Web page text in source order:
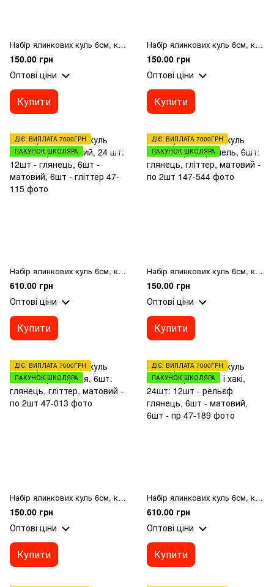
Набір ялинкових куль 6см, колір - блакитний світанок, 6шт: перламутр, гліттер, матовий - по 2шт
150.00 грн
Оптові ціни
Купити
Набір ялинкових куль 6см, колір - блакитний, 6шт: матовий, перламутр, глітер - по 2шт
150.00 грн
Оптові ціни
Купити
ДІЄ: ВИПЛАТА 7000ГРН
ПАКУНОК ШКОЛЯРА
Набір ялинкових куль 6см, колір - зелений, 24 шт: 12шт - глянець, 6шт - матовий, 6шт - гліттер
610.00 грн
Оптові ціни
Купити
ДІЄ: ВИПЛАТА 7000ГРН
ПАКУНОК ШКОЛЯРА
Набір ялинкових куль 6см, колір - карамель, 6шт: глянець, гліттер, матовий - по 2шт
150.00 грн
Оптові ціни
Купити
ДІЄ: ВИПЛАТА 7000ГРН
ПАКУНОК ШКОЛЯРА
Набір ялинкових куль 6см, колір - кориця, 6шт: глянець, гліттер, матовий - по 2шт
150.00 грн
Оптові ціни
Купити
ДІЄ: ВИПЛАТА 7000ГРН
ПАКУНОК ШКОЛЯРА
Набір ялинкових куль 6см, колір - мокко і хакі, 24шт: 12шт - рельєф глянець, 6шт - матовий, 6шт - пр
610.00 грн
Оптові ціни
Купити